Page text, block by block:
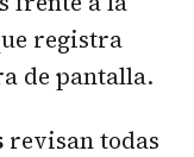
registra
de pantalla.
revisan todas